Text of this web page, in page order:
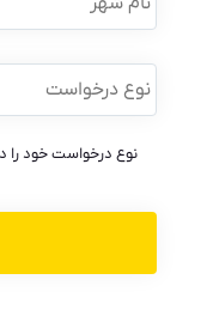
نوع
درخواست *
نوع درخواست خود را